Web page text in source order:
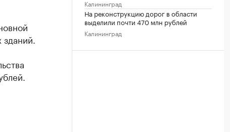
Калининград
На реконструкцию дорог в области
выделили почти 470 млн рублей
Калининград